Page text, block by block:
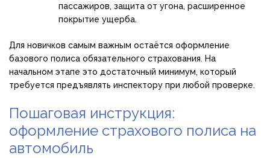
пассажиров, защита от угона, расширенное
покрытие ущерба.
Для новичков самым важным остаётся оформление
базового полиса обязательного страхования. На
начальном этапе это достаточный минимум, который
требуется предъявлять инспектору при любой проверке.
Пошаговая инструкция:
оформление страхового полиса на
автомобиль